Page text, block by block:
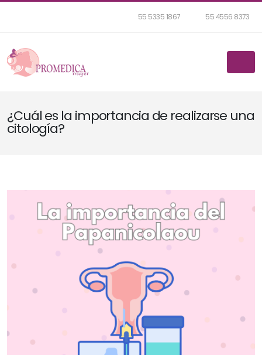
55 5335 1867 55 4556 8373
¿Cuál es la importancia de realizarse una
citología?